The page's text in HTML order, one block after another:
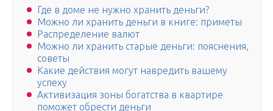
Где в доме не нужно хранить деньги?
Можно ли хранить деньги в книге: приметы
Распределение валют
Можно ли хранить старые деньги: пояснения,
советы
Какие действия могут навредить вашему
успеху
Активизация зоны богатства в квартире
поможет обрести деньги